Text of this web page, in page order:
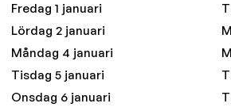
Fredag 1 januari
Lördag 2 januari
Måndag 4 januari
Tisdag 5 januari
Onsdag 6 januari